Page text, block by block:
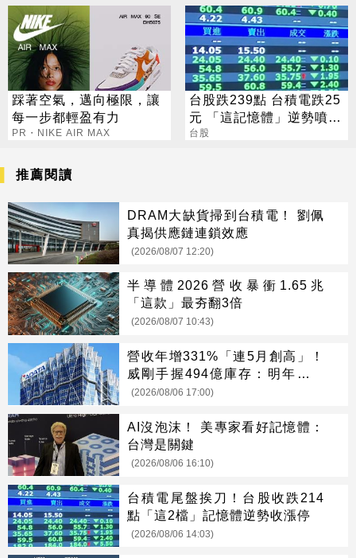
踩著空氣，邁向極限，讓
每一步都輕盈有力
PR・NIKE AIR MAX
台股跌239點 台積電跌25
元 「這記憶體」逆勢噴
5%
台股
推薦閱讀
DRAM大缺貨掃到台積電！ 劉佩
真揭供應鏈連鎖效應
(2026/08/07 12:20)
半導體2026營收暴衝1.65兆
「這款」最夯翻3倍
(2026/08/07 10:43)
營收年增331%「連5月創高」！
威剛手握494億庫存：明年會更
缺
(2026/08/06 17:00)
AI沒泡沫！ 美專家看好記憶體：
台灣是關鍵
(2026/08/06 16:10)
台積電尾盤挨刀！台股收跌214
點「這2檔」記憶體逆勢收漲停
(2026/08/06 14:03)